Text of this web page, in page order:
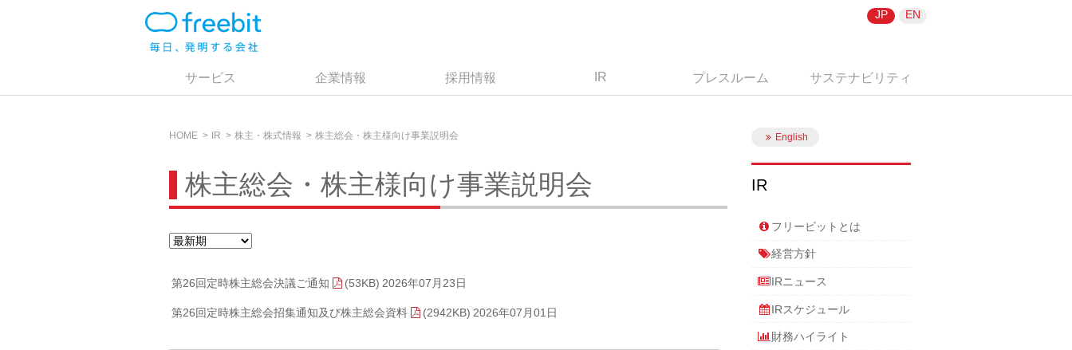
サービス 企業情報 採用情報 IR プレスルーム サステナビリティ
JP EN
HOME IR 株主・株式情報 株主総会・株主様向け事業説明会
株主総会・株主様向け事業説明会
第26回定時株主総会決議ご通知 (53KB) 2026年07月23日
第26回定時株主総会招集通知及び株主総会資料 (2942KB) 2026年07月01日
English
IR
フリービットとは
経営方針
IRニュース
IRスケジュール
財務ハイライト